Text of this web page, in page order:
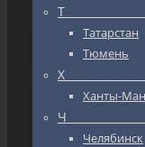
Татарстан
Тюмень
Ханты-
Челябинск